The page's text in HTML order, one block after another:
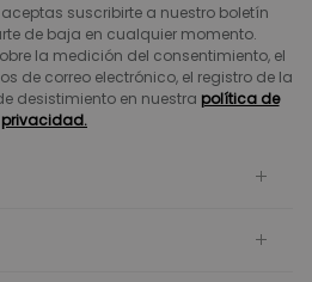
suscribirte a nuestro boletín
de baja en cualquier momento.
la medición del consentimiento, el
de correo electrónico, el registro de la
desistimiento en nuestra política de
privacidad.